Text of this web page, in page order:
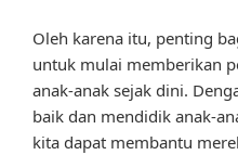
Oleh karena itu, penting
untuk mulai memberikan
anak-anak sejak dini.
baik dan mendidik anak-
kita dapat membantu